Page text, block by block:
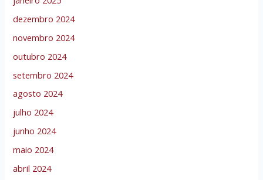
dezembro 2024
novembro 2024
outubro 2024
setembro 2024
agosto 2024
julho 2024
junho 2024
maio 2024
abril 2024